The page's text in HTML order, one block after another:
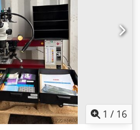
realização de leilões em
completos, realizados por
catalogação, preparação de
de mercadorias, logística,
Seja porque encontrou
pesadas ou porque está
cargas pesadas
para cargas pesadas,
Entre em contato para
1 / 16